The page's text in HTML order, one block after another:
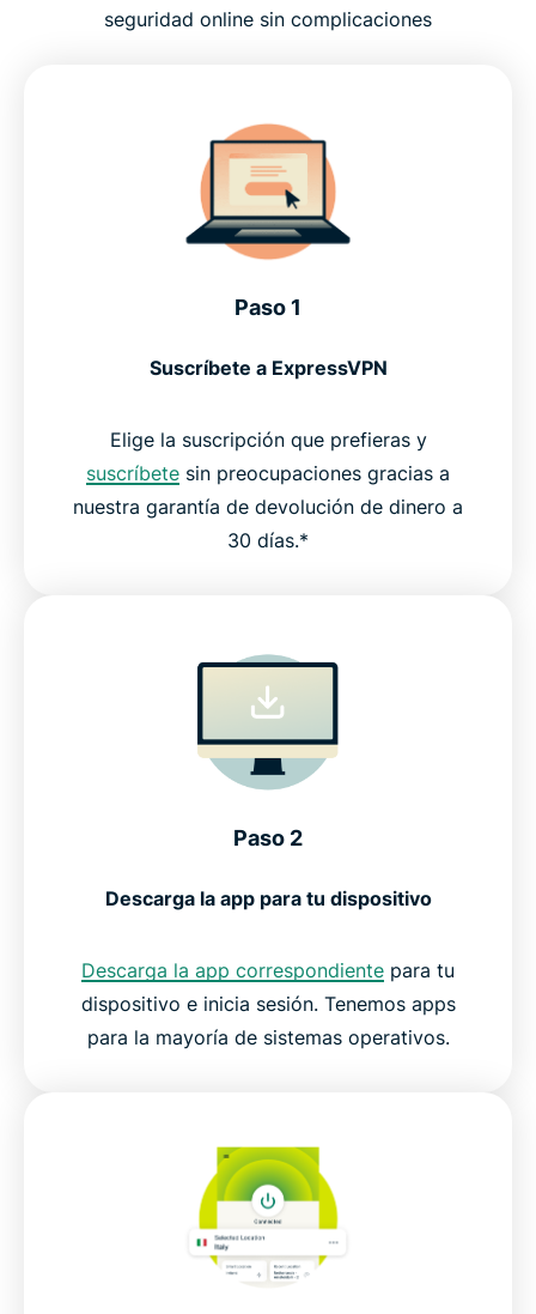
seguridad online sin complicaciones
Paso 1
Suscríbete a ExpressVPN
Elige la suscripción que prefieras y
suscríbete sin preocupaciones gracias a
nuestra garantía de devolución de dinero a
30 días.*
Paso 2
Descarga la app para tu dispositivo
Descarga la app correspondiente para tu
dispositivo e inicia sesión. Tenemos apps
para la mayoría de sistemas operativos.